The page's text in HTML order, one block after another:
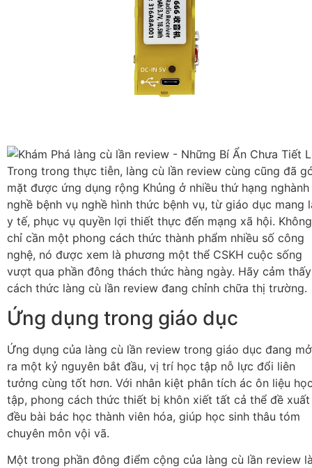
Trong trong thực tiễn, làng cù lần review cùng cũng đã
mặt được ứng dụng rộng Khủng ở nhiều thứ hạng nghành
nghề bệnh vụ nghề hình thức bệnh vụ, từ giáo dục mang
y tế, phục vụ quyền lợi thiết thực đến mạng xã hội. Không
chỉ cần một phong cách thức thành phẩm nhiều số công
nghệ, nó được xem là phương một thể CSKH cuộc sống
vượt qua phần đông thách thức hàng ngày. Hãy cảm thấy
cách thức làng cù lần review đang chỉnh chữa thị trường.
Ứng dụng trong giáo dục
Ứng dụng của làng cù lần review trong giáo dục đang mở
ra một kỷ nguyên bắt đầu, vị trí học tập nỗ lực đổi liên
tưởng cùng tốt hơn. Với nhân kiệt phân tích ác ôn liệu
tập, phong cách thức thiết bị khôn xiết tất cả thể đề xuất
đều bài bác học thành viên hóa, giúp học sinh thâu tóm
chuyên môn vội vã.
Một trong phần đông điểm cộng của làng cù lần review